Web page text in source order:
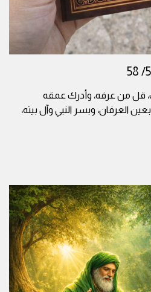
قل من عرفه، وأدرك عمقه
العرفان، وبسر النبي وآل بيته،